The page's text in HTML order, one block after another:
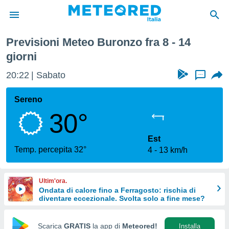
di
per
di
Web
le
Previsioni Meteo Buronzo fra 8 - 14
giorni
20:22 Sabato ...
Sereno
30°
Temp. percepita 32°
Est
4
13 km/h
Ultim'ora.
Ondata di calore fino a Ferragosto: rischia di
diventare eccezionale. Svolta solo a fine mese?
Scarica GRATIS la app di Meteored! Installa